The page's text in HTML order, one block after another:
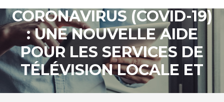
CORONAVIRUS (COVID-19)
: UNE NOUVELLE AIDE
POUR LES SERVICES DE
TÉLÉVISION LOCALE ET
DE RADIO